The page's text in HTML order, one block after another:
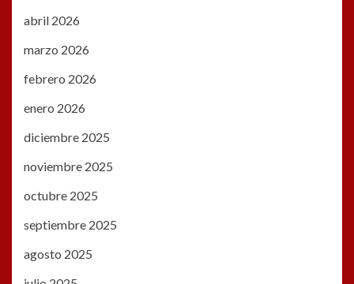
abril 2026
marzo 2026
febrero 2026
enero 2026
diciembre 2025
noviembre 2025
octubre 2025
septiembre 2025
agosto 2025